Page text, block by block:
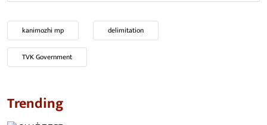
kanimozhi mp delimitation
TVK Government
Trending